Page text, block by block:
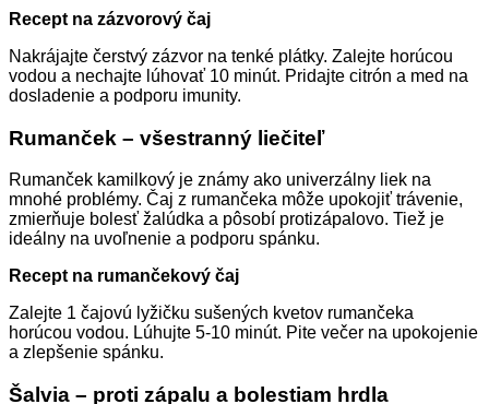
Recept na zázvorový čaj
Nakrájajte čerstvý zázvor na tenké plátky. Zalejte horúcou
vodou a nechajte lúhovať 10 minút. Pridajte citrón a med na
dosladenie a podporu imunity.
Rumanček – všestranný liečiteľ
Rumanček kamilkový je známy ako univerzálny liek na
mnohé problémy. Čaj z rumančeka môže upokojiť trávenie,
zmierňuje bolesť žalúdka a pôsobí protizápalovo. Tiež je
ideálny na uvoľnenie a podporu spánku.
Recept na rumančekový čaj
Zalejte 1 čajovú lyžičku sušených kvetov rumančeka
horúcou vodou. Lúhujte 5-10 minút. Pite večer na upokojenie
a zlepšenie spánku.
Šalvia – proti zápalu a bolestiam hrdla